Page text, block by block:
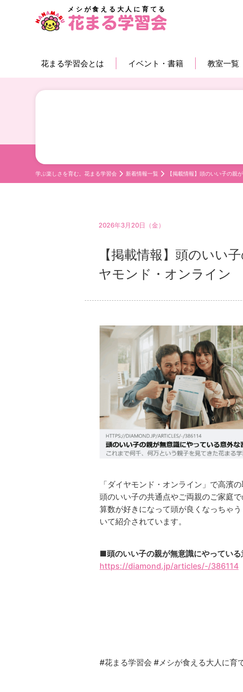
メシが食える大人に育てる
花まる学習会とは イベント・書籍 教室一覧
学ぶ楽しさを育む。花まる学習会 新着情報一覧 【掲載情報】頭のいい子の親
2026年3月20日（金）
【掲載情報】頭のいい
ヤモンド・オンライン
「ダイヤモンド・オンライン 」で高濱
頭のいい子の共通点やご両親のご家庭
算数が好きになって頭が良くなっちゃ
いて紹介されています。
■頭のいい子の親が無意識にやってい
https://diamond.jp/articles/-/386114
#花まる学習会 #メシが食える大人に育